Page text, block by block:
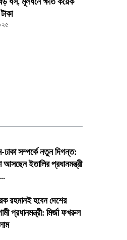
ঢাকা সম্পর্কে নতুন দিগন্ত:
আসছেন ইতালির প্রধানমন্ত্রী
রহমানই হবেন দেশের
প্রধানমন্ত্রী: মির্জা ফখরুল